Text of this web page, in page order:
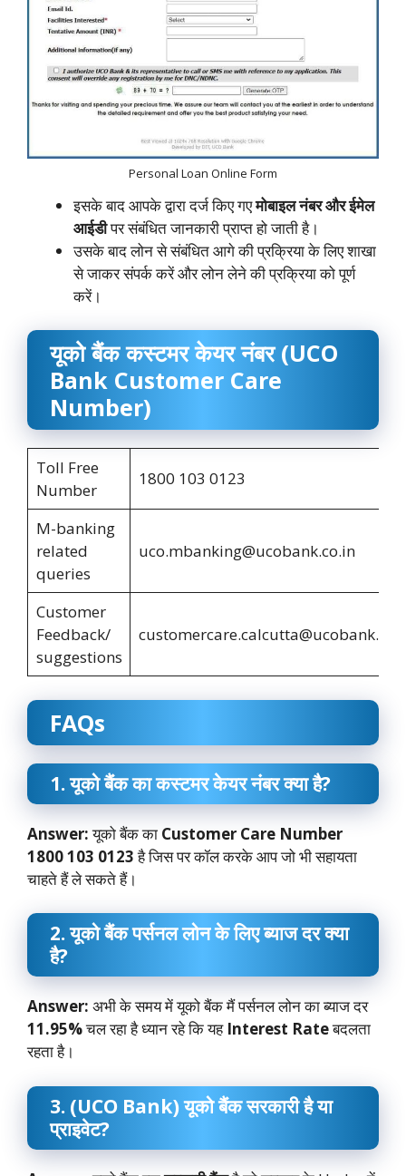
Personal Loan Online Form
इसके बाद आपके द्वारा दर्ज किए गएमोबाइल नंबर और ईमेल
आईडीपर संबंधित जानकारी प्राप्त हो जाती है।
उसके बाद लोन से संबंधित आगे की प्रक्रिया के लिए शाखा
से जाकर संपर्क करें और लोन लेने की प्रक्रिया को पूर्ण
करें।
यूको बैंक कस्टमर केयर नंबर (UCO
Bank Customer Care
Number)
Toll Free
Number
1800 103 0123
M-banking
related
queries
uco.mbanking@ucobank.co.in
Customer
Feedback/
suggestions
FAQs
1. यूको बैंक का कस्टमर केयर नंबर क्या है?
Answer:यूको बैंक का Customer Care Number
1800 103 0123है जिस पर कॉल करके आप जो भी सहायता
चाहते हैं ले सकते हैं।
2. यूको बैंक पर्सनल लोन के लिए ब्याज दर क्या
है?
Answer: अभी के समय में यूको बैंक मैं पर्सनल लोन का ब्याज दर
11.95%चल रहा है ध्यान रहे कि यह Interest Rateबदलता
रहता है।
3. (UCO Bank) यूको बैंक सरकारी है या
प्राइवेट?